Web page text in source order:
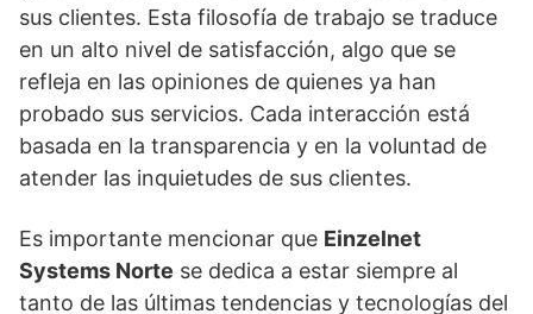
sus clientes. Esta filosofía de trabajo se traduce
en un alto nivel de satisfacción, algo que se
refleja en las opiniones de quienes ya han
probado sus servicios. Cada interacción está
basada en la transparencia y en la voluntad de
atender las inquietudes de sus clientes.
Es importante mencionar que Einzelnet
Systems Norte se dedica a estar siempre al
tanto de las últimas tendencias y tecnologías del